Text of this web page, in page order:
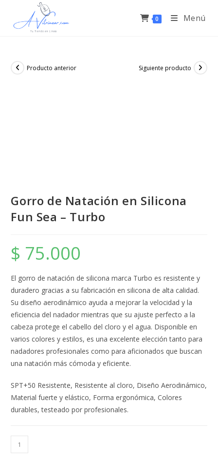
0 Menú
Producto anterior Siguiente producto
Gorro de Natación en Silicona
Fun Sea – Turbo
$ 75.000
El gorro de natación de silicona marca Turbo es resistente y
duradero gracias a su fabricación en silicona de alta calidad.
Su diseño aerodinámico ayuda a mejorar la velocidad y la
eficiencia del nadador mientras que su ajuste perfecto a la
cabeza protege el cabello del cloro y el agua. Disponible en
varios colores y estilos, es una excelente elección tanto para
nadadores profesionales como para aficionados que buscan
una natación más cómoda y eficiente.
SPT+50 Resistente, Resistente al cloro, Diseño Aerodinámico,
Material fuerte y elástico, Forma ergonómica, Colores
durables, testeado por profesionales.